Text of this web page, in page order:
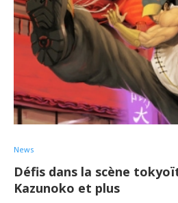
News
Défis dans la scène
Kazunoko et plus